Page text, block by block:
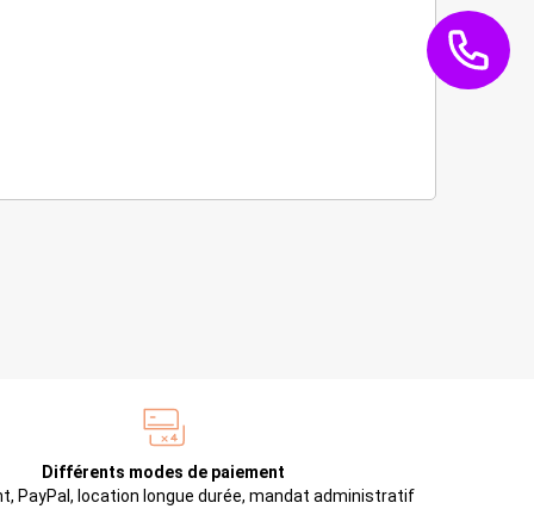
Différents modes de paiement
PayPal, location longue durée, mandat administratif